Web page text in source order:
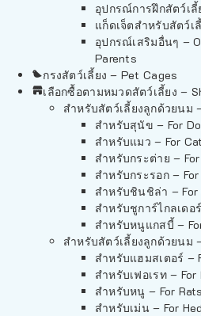
อุปกรณ์การฝึกสัตว์เ
แก็ดเจ็ตสำหรับสัตว์เ
อุปกรณ์เสริมอื่นๆ –
Parents
กรงสัตว์เลี้ยง – Pet Cages
เลือกซื้อตามหมวดสัตว์เลี้ยง –
สำหรับสัตว์เลี้ยงลูกด้วยนม
สำหรับสุนัข – For
สำหรับแมว – For
สำหรับกระต่าย –
สำหรับกระรอก –
สำหรับชินชิล่า –
สำหรับชูการ์ไกลเดอ
สำหรับหนูแกสบี้ –
สำหรับสัตว์เลี้ยงลูกด้วยนม
สำหรับแฮมสเตอร์ –
สำหรับเฟอเรท – For
สำหรับหนู – For
สำหรับเม่น – For